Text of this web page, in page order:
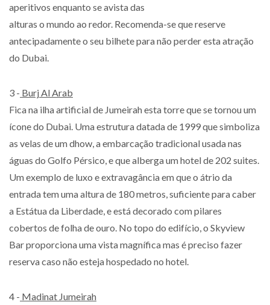
aperitivos enquanto se avista das
alturas o mundo ao redor. Recomenda-se que reserve
antecipadamente o seu bilhete para não perder esta atração
do Dubai.
3 - Burj Al Arab
Fica na ilha artificial de Jumeirah esta torre que se tornou um
ícone do Dubai. Uma estrutura datada de 1999 que simboliza
as velas de um dhow, a embarcação tradicional usada nas
águas do Golfo Pérsico, e que alberga um hotel de 202 suites.
Um exemplo de luxo e extravagância em que o átrio da
entrada tem uma altura de 180 metros, suficiente para caber
a Estátua da Liberdade, e está decorado com pilares
cobertos de folha de ouro. No topo do edifício, o Skyview
Bar proporciona uma vista magnífica mas é preciso fazer
reserva caso não esteja hospedado no hotel.
4 - Madinat Jumeirah